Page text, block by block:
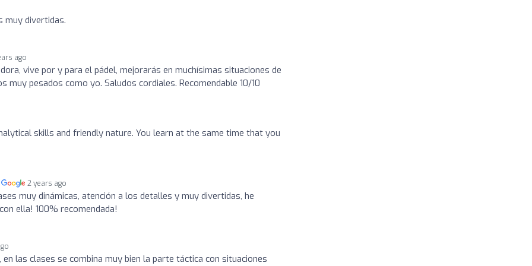
muy divertidas.
ago
vive por y para el pádel, mejorarás en muchísimas situaciones de
muy pesados como yo. Saludos cordiales. Recomendable 10/10
skills and friendly nature. You learn at the same time that you
2 years ago
muy dinámicas, atención a los detalles y muy divertidas, he
ella! 100% recomendada!
las clases se combina muy bien la parte táctica con situaciones